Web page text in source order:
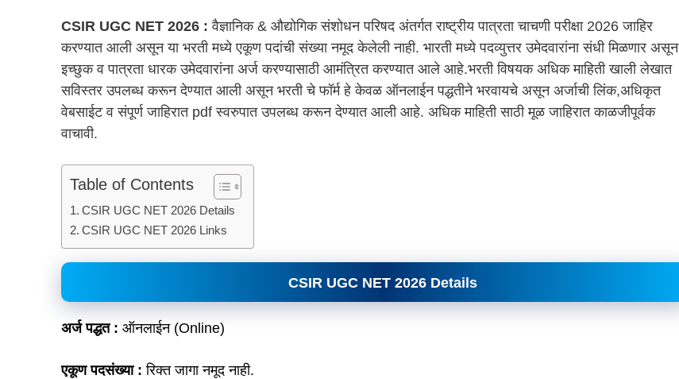
CSIR UGC NET 2026 : वैज्ञानिक & औद्योगिक संशोधन परिषद अंतर्गत राष्ट्रीय पात्रता चाचणी परीक्षा 2026 जाहिर
करण्यात आली असून या भरती मध्ये एकूण पदांची संख्या नमूद केलेली नाही. भारती मध्ये पदव्युत्तर उमेदवारांना संधी मिळणार असून
इच्छुक व पात्रता धारक उमेदवारांना अर्ज करण्यासाठी आमंत्रित करण्यात आले आहे.भरती विषयक अधिक माहिती खाली लेखात
सविस्तर उपलब्ध करून देण्यात आली असून भरती चे फॉर्म हे केवळ ऑनलाईन पद्धतीने भरवायचे असून अर्जाची लिंक,अधिकृत
वेबसाईट व संपूर्ण जाहिरात pdf स्वरुपात उपलब्ध करून देण्यात आली आहे. अधिक माहिती साठी मूळ जाहिरात काळजीपूर्वक
वाचावी.
Table of Contents
CSIR UGC NET 2026 Details
CSIR UGC NET 2026 Links
CSIR UGC NET 2026 Details
अर्ज पद्धत : ऑनलाईन (Online)
एकूण पदसंख्या : रिक्त जागा नमूद नाही.